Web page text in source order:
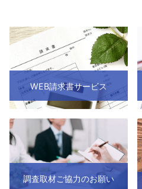
WEB請求書サービス
調査取材ご協力のお願い